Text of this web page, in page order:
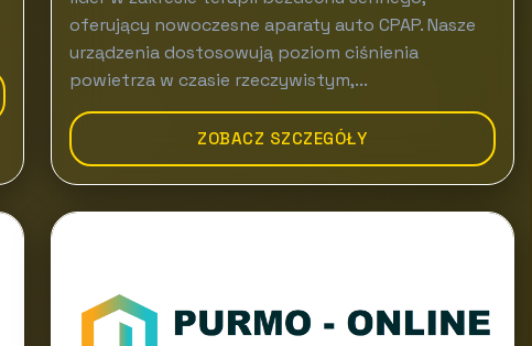
oferujący nowoczesne aparaty auto CPAP. Nasze
urządzenia dostosowują poziom ciśnienia
powietrza w czasie rzeczywistym,...
ZOBACZ SZCZEGÓŁY